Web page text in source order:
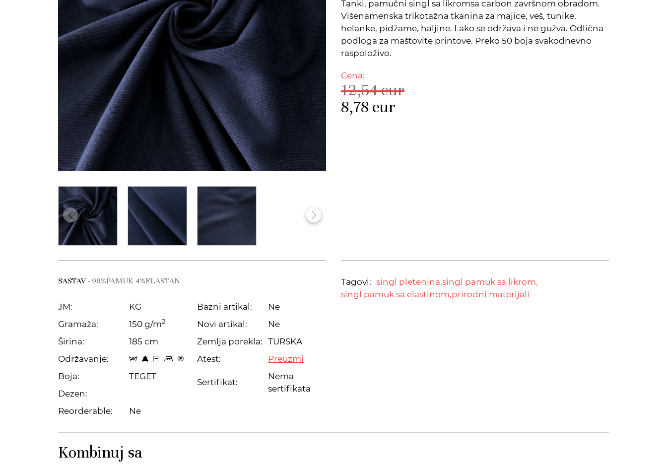
Tanki, pamučni singl sa likromsa carbon završnom obradom.
Višenamenska trikotažna tkanina za majice, veš, tunike,
helanke, pidžame, haljine. Lako se održava i ne gužva. Odlična
podloga za maštovite printove. Preko 50 boja svakodnevno
raspoloživo.
Cena:
12,54eur
8,78 eur
SASTAV- 96%PAMUK 4%ELASTAN
JM:
KG
Gramaža:
150 g/m2
Širina:
185 cm
Održavanje:
t 8 a p C
Boja:
TEGET
Dezen:
Reorderable:
Ne
Bazni artikal:
Ne
Novi artikal:
Ne
Zemlja porekla: TURSKA
Atest:
Preuzmi
Sertifikat:
Nema
sertifikata
Tagovi: singl pletenina,singl pamuk sa likrom,
singl pamuk sa elastinom,prirodni materijali
Kombinuj sa